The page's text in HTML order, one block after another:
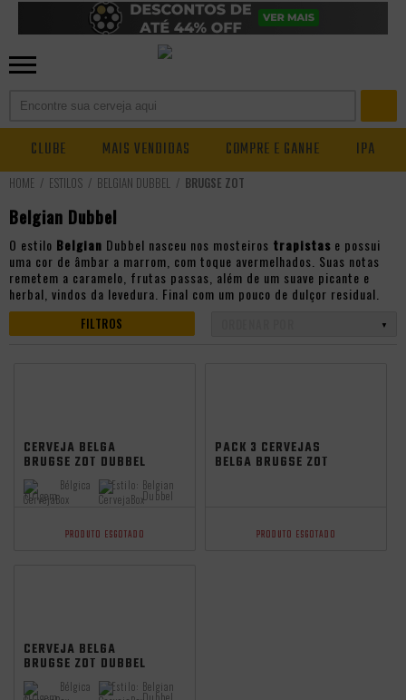
CLUBE MAIS VENDIDAS COMPRE E GANHE IPA
ESTILOS BELGIAN DUBBEL BRUGSE ZOT
Belgian Dubbel
O estilo Belgian Dubbel nasceu nos mosteiros trapistas e possui
uma cor de âmbar a marrom, com toque avermelhados. Suas notas
remetem a caramelo, frutas passas, além de um suave picante e
herbal, vindos da levedura. Final com um pouco de dulçor residual.
FILTROS
CERVEJA BELGA
BRUGSE ZOT DUBBEL
750ML
Origem:
Bélgica Estilo: Belgian
Dubbel
PRODUTO ESGOTADO
PACK 3 CERVEJAS
BELGA BRUGSE ZOT
PRODUTO ESGOTADO
CERVEJA BELGA
BRUGSE ZOT DUBBEL
330MLBélgica Estilo: Belgian